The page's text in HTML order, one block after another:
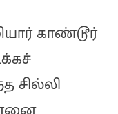
காண்டூர்
சில்லி